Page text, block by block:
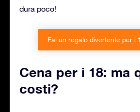
dura poco!
Fai un regalo divertente per i
Cena per i 18: ma
costi?